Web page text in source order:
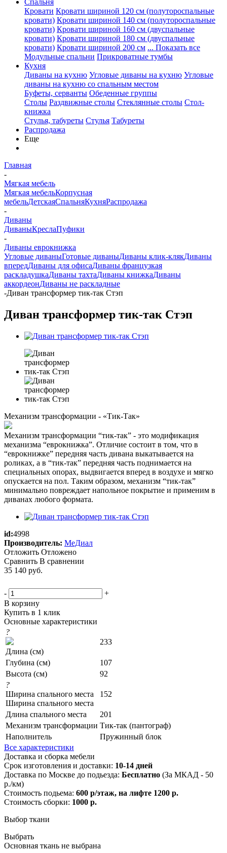
Спальня
Кровати Кровати шириной 120 см (полутороспальные
кровати) Кровати шириной 140 см (полутороспальные
кровати) Кровати шириной 160 см (двуспальные
кровати) Кровати шириной 180 см (двуспальные
кровати) Кровати шириной 200 см ... Показать все
Модульные спальни Прикроватные тумбы
Кухня
Диваны на кухню Угловые диваны на кухню Угловые
диваны на кухню со спальным местом
Буфеты, серванты Обеденные группы
Столы Раздвижные столы Стеклянные столы Стол-
книжка
Стулья, табуреты Стулья Табуреты
Распродажа
Еще
Главная
-
Мягкая мебель
Мягкая мебельКорпусная
мебельДетскаяСпальняКухняРаспродажа
-
Диваны
ДиваныКреслаПуфики
-
Диваны еврокнижка
Угловые диваныГотовые диваныДиваны клик-клякДиваны
впередДиваны для офисаДиваны французкая
раскладушкаДиваны тахтаДиваны книжкаДиваны
аккордеонДиваны не раскладные
-Диван трансформер тик-так Стэп
Диван трансформер тик-так Стэп
Механизм трансформации - «Тик-Так»
Механизм трансформации “тик-так” - это модификация
механизма “еврокнижка”. Отличие состоит в том, что в
“еврокнижке” передняя часть дивана выкатывается на
роликах, а в “тик-так” передняя часть поднимается на
специальных опорах, выдвигается вперед в воздухе и мягко
опускается на пол. Таким образом, механизм “тик-так”
минимально повреждает напольное покрытие и применим в
диванах любого формата.
id:4998
Производитель: МеДиал
Отложить Отложено
Сравнить В сравнении
35 140 руб.
-
+
В корзину
Купить в 1 клик
Основные характеристики
?
Длина (см)
233
Глубина (см)
107
Высота (см)
92
?
Ширина спального места
Ширина спального места
152
Длина спального места
201
Механизм трансформации Тик-так (пантограф)
Наполнитель
Пружинный блок
Все характеристики
Доставка и сборка мебели
Срок изготовления и доставки: 10-14 дней
Доставка по Москве до подьезда: Бесплатно (За МКАД - 50
р./км)
Стоимость подьема: 600 р/этаж, на лифте 1200 р.
Стоимость сборки: 1000 р.
Выбор ткани
Выбрать
Основная ткань не выбрана